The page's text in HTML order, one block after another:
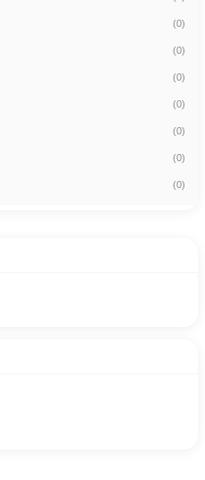
(0)
(0)
(0)
(0)
(0)
(0)
(0)